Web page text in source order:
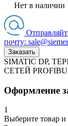
Нет в наличии
почту:
Заказать
SIMATIC DP,
СЕТЕЙ
Оформление
1
Выберите товар и